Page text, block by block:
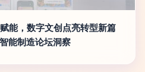
能，数字文创点亮转型新篇
制造论坛洞察